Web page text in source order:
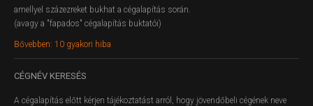
amellyel százezreket bukhat a cégalapítás során.
(avagy a "fapados" cégalapítás buktatói)
Bővebben: 10 gyakori hiba
CÉGNÉV KERESÉS
A cégalapítás előtt kérjen tájékoztatást arról, hogy jövendőbeli cégének neve